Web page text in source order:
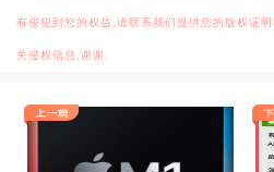
有侵犯到您的权益,请联系我们提供您的版权证
关侵权信息,谢谢.